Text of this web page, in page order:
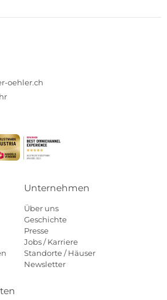
oehler.ch
Unternehmen
Über uns
Geschichte
Presse
Jobs / Karriere
Standorte / Häuser
Newsletter